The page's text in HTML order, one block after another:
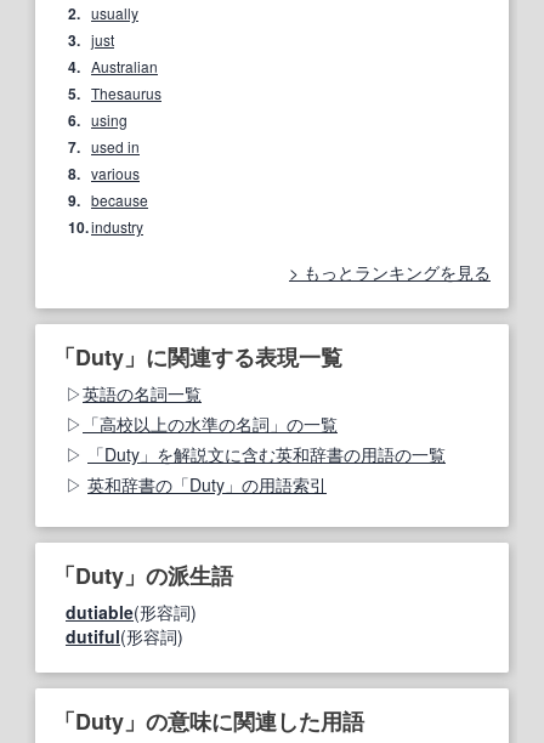
2. usually
3. just
4. Australian
5. Thesaurus
6. using
7. used in
8. various
9. because
10.industry
もっとランキングを見る
「Duty」に関連する表現一覧
英語の名詞一覧
「高校以上の水準の名詞」の一覧
「Duty」を解説文に含む英和辞書の用語の一覧
英和辞書の「Duty」の用語索引
「Duty」の派生語
dutiable(形容詞)
dutiful(形容詞)
「Duty」の意味に関連した用語